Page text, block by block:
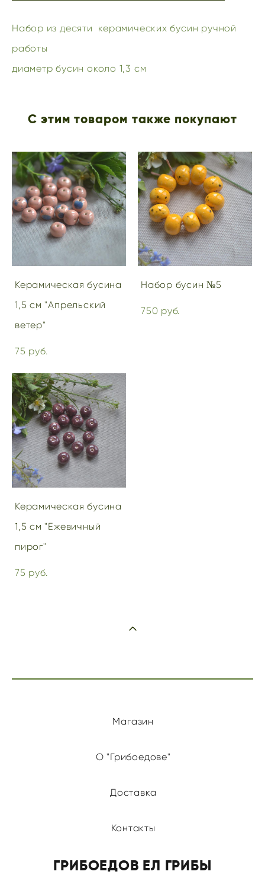
Набор из десяти керамических бусин ручной
работы
диаметр бусин около 1,3 см
С этим товаром также покупают
Керамическая бусина
1,5 см "Апрельский
ветер"
75 pуб.
Набор бусин №5
750 pуб.
Керамическая бусина
1,5 см "Ежевичный
пирог"
75 pуб.
Магазин
О "Грибоедове"
Доставка
Контакты
ГРИБОЕДОВ ЕЛ ГРИБЫ